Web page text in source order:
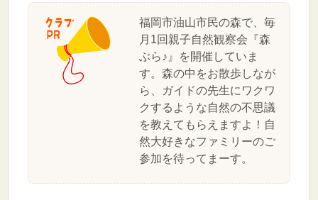
福岡市油山市民の森で、毎
月1回親子自然観察会『森
ぶら♪』を開催していま
す。森の中をお散歩しなが
ら、ガイドの先生にワクワ
クするような自然の不思議
を教えてもらえますよ！自
然大好きなファミリーのご
参加を待ってまーす。